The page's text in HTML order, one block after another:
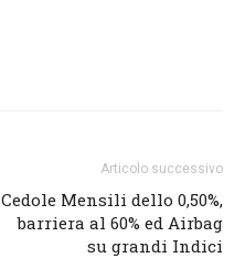
Articolo successivo
Cedole Mensili dello 0,50%,
barriera al 60% ed Airbag
su grandi Indici